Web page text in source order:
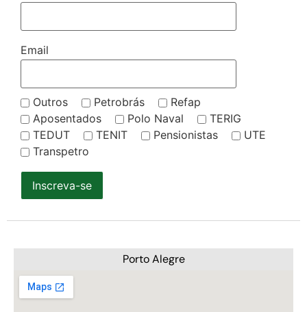
Email
Outros Petrobrás
Refap
Aposentados
Polo Naval
TERIG
TEDUT
TENIT Pensionistas
UTE
Transpetro
Inscreva-se
Porto Alegre